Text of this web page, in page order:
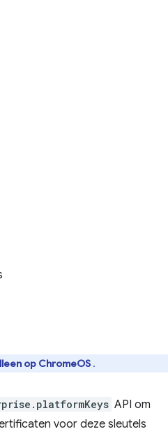
op ChromeOS .
API om
voor deze sleutels